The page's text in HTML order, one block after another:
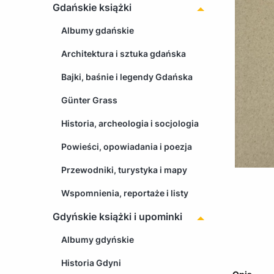
Gdańskie książki
Albumy gdańskie
Architektura i sztuka gdańska
Bajki, baśnie i legendy Gdańska
Günter Grass
Historia, archeologia i socjologia
Powieści, opowiadania i poezja
Przewodniki, turystyka i mapy
Wspomnienia, reportaże i listy
Gdyńskie książki i upominki
Albumy gdyńskie
Historia Gdyni